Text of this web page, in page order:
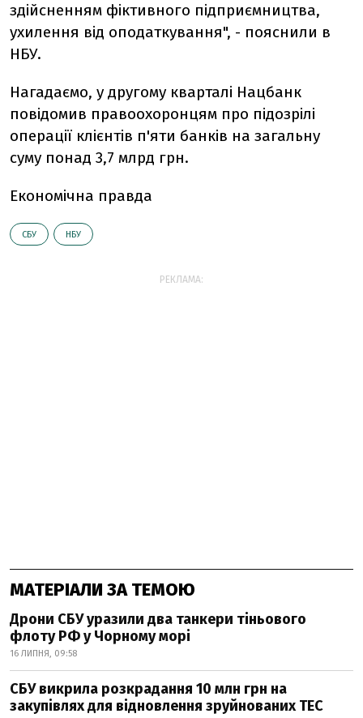
здійсненням фіктивного підприємництва,
ухилення від оподаткування", - пояснили в
НБУ.
Нагадаємо, у другому кварталі Нацбанк
повідомив правоохоронцям про підозрілі
операції клієнтів п'яти банків на загальну
суму понад 3,7 млрд грн.
Економічна правда
СБУ НБУ
РЕКЛАМА:
МАТЕРІАЛИ ЗА ТЕМОЮ
Дрони СБУ уразили два танкери тіньового
флоту РФ у Чорному морі
16 ЛИПНЯ, 09:58
СБУ викрила розкрадання 10 млн грн на
закупівлях для відновлення зруйнованих ТЕС